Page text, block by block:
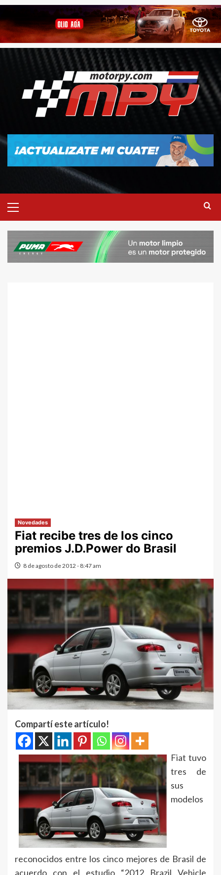
Novedades
Fiat recibe tres de los cinco
premios J.D.Power do Brasil
8 de agosto de 2012 - 8:47 am
Compartí este artículo!
Fiat tuvo
tres de
sus
modelos
reconocidos entre los cinco mejores de Brasil de
acuerdo con el estudio “2012 Brazil Vehicle